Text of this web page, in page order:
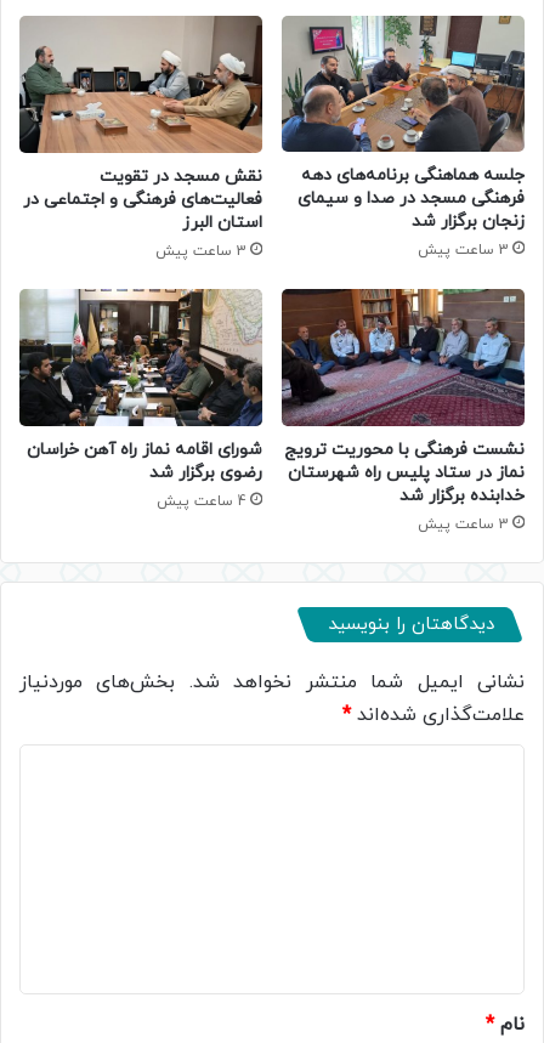
جلسه هماهنگی برنامه‌های دهه
فرهنگی مسجد در صدا و سیمای
زنجان برگزار شد
3 ساعت پیش
نقش مسجد در تقویت
فعالیت‌های فرهنگی و اجتماعی در
استان البرز
3 ساعت پیش
نشست فرهنگی با محوریت ترویج
نماز در ستاد پلیس راه شهرستان
خدابنده برگزار شد
3 ساعت پیش
شورای اقامه نماز راه آهن خراسان
رضوی برگزار شد
4 ساعت پیش
دیدگاهتان را بنویسید
نشانی ایمیل شما منتشر نخواهد شد. بخش‌های موردنیاز
علامت‌گذاری شده‌اند*
نام*